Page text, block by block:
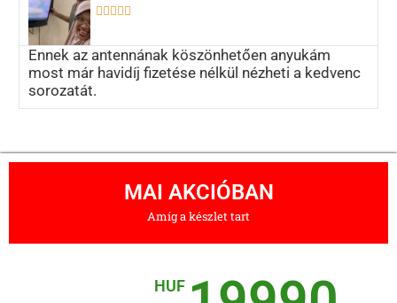

Ennek az antennának köszönhetően anyukám
most már havidíj fizetése nélkül nézheti a kedvenc
sorozatát.
MAI AKCIÓBAN
Amíg a készlet tart
HUF